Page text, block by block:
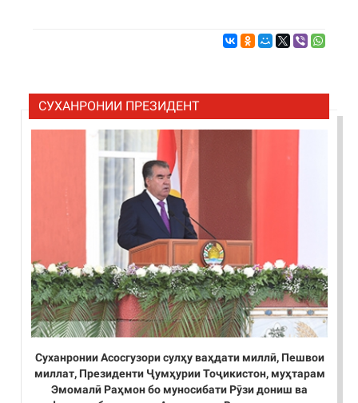
СУХАНРОНИИ ПРЕЗИДЕНТ
Суханронии Асосгузори сулҳу ваҳдати миллӣ, Пешвои
миллат, Президенти Ҷумҳурии Тоҷикистон, муҳтарам
Эмомалӣ Раҳмон бо муносибати Рӯзи дониш ва